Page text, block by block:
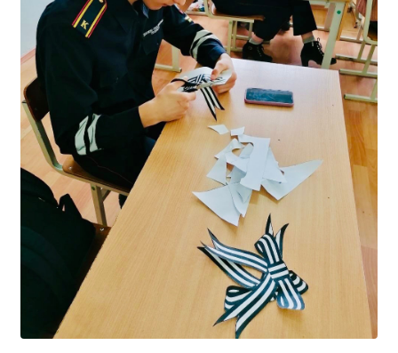
Локальные акты
ВОСПИТАТЕЛЬНАЯ РАБОТА
Безопасность на железной дороге
ГТО
Дополнительное образование
Информационная безопасность
Информация для детей-сирот
Памятные даты военной истории
Пожарная безопасность
Программа воспитания
Противодействие терроризму
Профилактическая работа